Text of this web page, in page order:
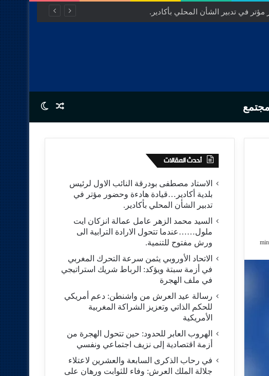
في تدبير الشأن المحلي بأكادير.
مجتمع Random Article
Switch skin
أحدث المقالات
الاستاد مصطفى بودرقة النائب الاول لرئيس
بلدية أكادير…قيادة هادءة وحضور مؤتر في
تدبير الشأن المحلي بأكادير.
السيد محمد الزهر عامل عمالة انزكان ايت
ملول……عندما تتحول الارادة الترابية الى
ورش مفتوح للتنمية.
الاتحاد الأوروبي يثمن سرعة التحرك المغربي
في أزمة سبتة ويؤكد: الرباط شريك استراتيجي
في ملف الهجرة
رسالة عيد العرش من واشنطن: دعم أمريكي
للحكم الذاتي وتعزيز الشراكة المغربية
الأمريكية
​الهروب العابر للحدود: حين تتحول الهجرة من
أزمة اقتصادية إلى نزيف اجتماعي ونفسي
في رحاب الذكرى السابعة والعشرين لاعتلاء
جلالة الملك العرش: وفاء للثوابت ورهان على